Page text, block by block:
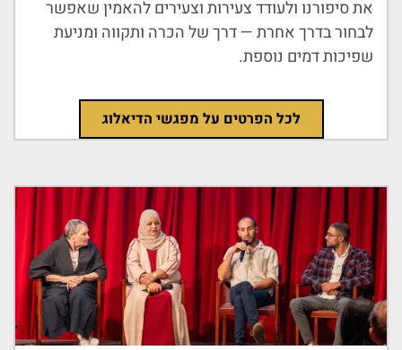
את סיפורנו ולעודד צעירות וצעירים להאמין שאפשר
לבחור בדרך אחרת — דרך של הכרה ותקווה ומניעת
שפיכות דמים נוספת.
לכל הפרטים על מפגשי הדיאלוג